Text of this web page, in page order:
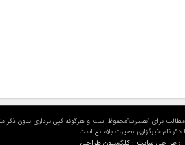
برای "بصیرت"محفوظ است و هرگونه کپی برداری بدون ذکر
نام خبرگزاری بصیرت بلامانع است.